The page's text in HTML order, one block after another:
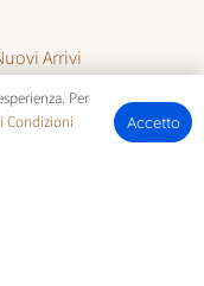
Arrivi
Siamo
Per
Condizioni
Accetto